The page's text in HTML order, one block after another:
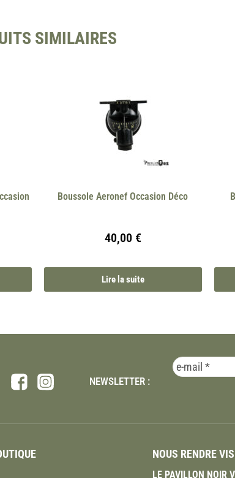
SIMILAIRES
Boussole Aeronef Occasion Déco
40,00 €
Lire la suite
NEWSLETTER :
NOUS RENDRE
LE PAVILLON NOIR